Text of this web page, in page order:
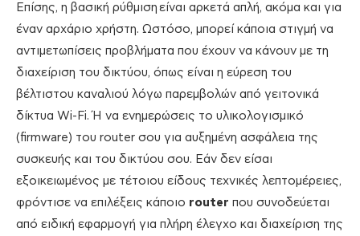
Επίσης, η βασική ρύθμιση είναι αρκετά απλή, ακόμα και για
έναν αρχάριο χρήστη. Ωστόσο, μπορεί κάποια στιγμή να
αντιμετωπίσεις προβλήματα που έχουν να κάνουν με τη
διαχείριση του δικτύου, όπως είναι η εύρεση του
βέλτιστου καναλιού λόγω παρεμβολών από γειτονικά
δίκτυα Wi-Fi. Ή να ενημερώσεις το υλικολογισμικό
(firmware) του router σου για αυξημένη ασφάλεια της
συσκευής και του δικτύου σου. Εάν δεν είσαι
εξοικειωμένος με τέτοιου είδους τεχνικές λεπτομέρειες,
φρόντισε να επιλέξεις κάποιο router που συνοδεύεται
από ειδική εφαρμογή για πλήρη έλεγχο και διαχείριση της